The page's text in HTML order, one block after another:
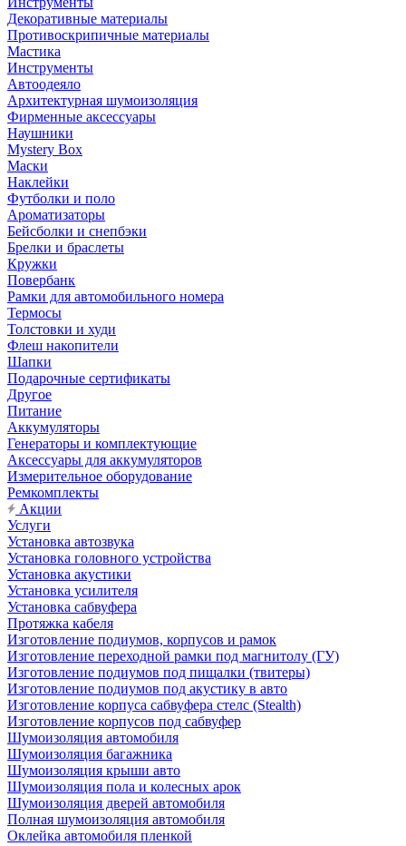
Декоративные материалы
Противоскрипичные материалы
Мастика
Инструменты
Автоодеяло
Архитектурная шумоизоляция
Фирменные аксессуары
Наушники
Mystery Box
Маски
Наклейки
Футболки и поло
Ароматизаторы
Бейсболки и снепбэки
Брелки и браслеты
Кружки
Повербанк
Рамки для автомобильного номера
Термосы
Толстовки и худи
Флеш накопители
Шапки
Подарочные сертификаты
Другое
Питание
Аккумуляторы
Генераторы и комплектующие
Аксессуары для аккумуляторов
Измерительное оборудование
Ремкомплекты
Акции
Услуги
Установка автозвука
Установка головного устройства
Установка акустики
Установка усилителя
Установка сабвуфера
Протяжка кабеля
Изготовление подиумов, корпусов и рамок
Изготовление переходной рамки под магнитолу (ГУ)
Изготовление подиумов под пищалки (твитеры)
Изготовление подиумов под акустику в авто
Изготовление корпуса сабвуфера стелс (Stealth)
Изготовление корпусов под сабвуфер
Шумоизоляция автомобиля
Шумоизоляция багажника
Шумоизоляция крыши авто
Шумоизоляция пола и колесных арок
Шумоизоляция дверей автомобиля
Полная шумоизоляция автомобиля
Оклейка автомобиля пленкой